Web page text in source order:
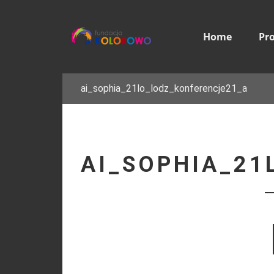
Home
ai_sophia_21lo_lodz_konferencje21_a